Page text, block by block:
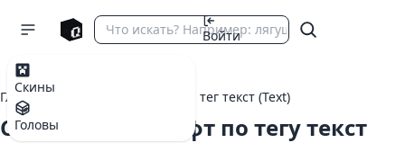
Скины
Головы
Войти
Главная тег текст (Text)
Скины Майнкрафт по тегу текст